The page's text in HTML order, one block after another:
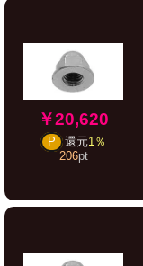
￥20,620
P 還元1％
206pt